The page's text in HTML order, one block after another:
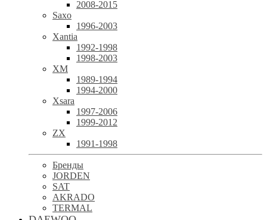
2008-2015
Saxo
1996-2003
Xantia
1992-1998
1998-2003
XM
1989-1994
1994-2000
Xsara
1997-2006
1999-2012
ZX
1991-1998
Бренды
JORDEN
SAT
AKRADO
TERMAL